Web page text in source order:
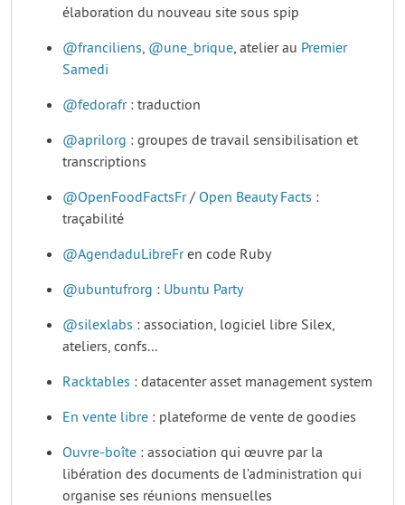
élaboration du nouveau site sous spip
@franciliens, @une_brique, atelier au Premier
Samedi
@fedorafr: traduction
@aprilorg : groupes de travail sensibilisation et
transcriptions
@OpenFoodFactsFr/ Open Beauty Facts :
traçabilité
@AgendaduLibreFren code Ruby
@ubuntufrorg : Ubuntu Party
@silexlabs : association, logiciel libre Silex,
ateliers, confs...
Racktables : datacenter asset management system
En vente libre : plateforme de vente de goodies
Ouvre-boîte : association qui œuvre par la
libération des documents de l’administration qui
organise ses réunions mensuelles